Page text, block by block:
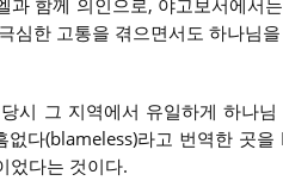
과 함께 의인으로, 야고보서에서
심한 고통을 겪으면서도 하나님
시 그 지역에서 유일하게 하나
없다(blameless)라고 번역한 곳
었다는 것이다.